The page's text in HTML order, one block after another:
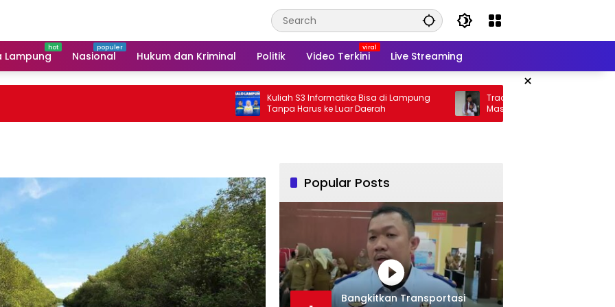
Lampung Nasional Hukum dan Kriminal Politik Video Terkini Live Streaming
×
Kuliah S3 Informatika Bisa di Lampung
Tanpa Harus ke Luar Daerah
Tradisi Sedekah Bumi Sumur Kumbang
Masuk Usia 206 Tahun
Popular Posts
Bangkitkan Transportasi